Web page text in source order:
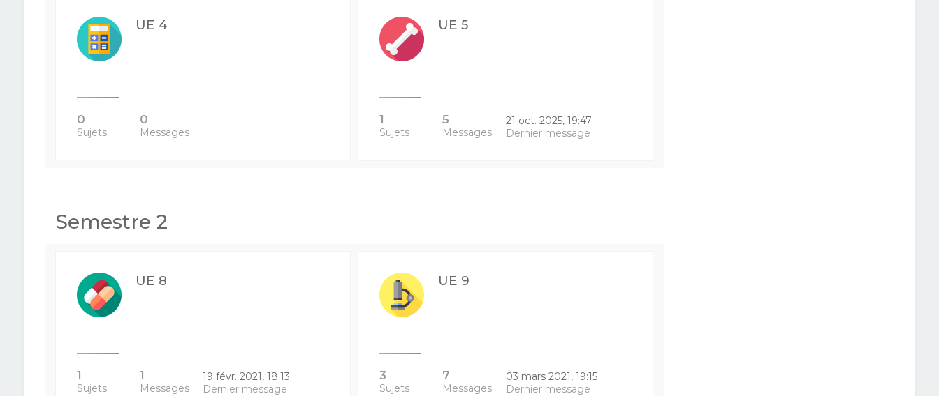
UE 4
0
Sujets
0
Messages
UE 5
1
Sujets
5
Messages
21 oct. 2025, 19:47
Dernier message
Semestre 2
UE 8
1
Sujets
1
Messages
19 févr. 2021, 18:13
Dernier message
UE 9
3
Sujets
7
Messages
03 mars 2021, 19:15
Dernier message